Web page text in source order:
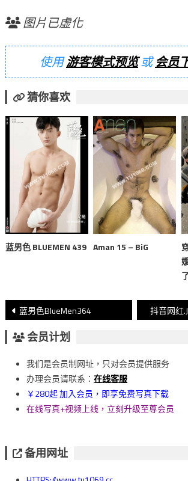
图片已虚化
使用游客模式预览或会员
猜你喜欢
蓝男色 BLUEMEN 439 Aman 15 – BiG
文
章
導
覽
蓝男色BlueMen364 抖音网红
会员计划
我们是会员制网址，只对会员提供服务
办理会员请联系： 在线客服
￥280起 加入会员，即享免费写真下载
在线写真+视频上线，立刻升级至尊会员
备用网址